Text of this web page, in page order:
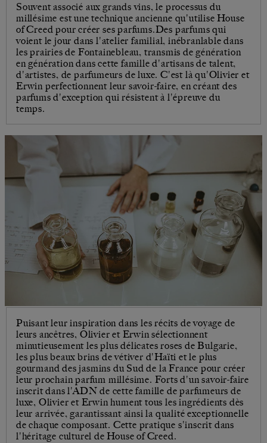
Souvent associé aux grands vins, le processus du
millésime est une technique ancienne qu'utilise House
of Creed pour créer ses parfums.Des parfums qui
voient le jour dans l'atelier familial, inébranlable dans
les prairies de Fontainebleau, transmis de génération
en génération dans cette famille d'artisans de talent,
d'artistes, de parfumeurs de luxe. C'est là qu'Olivier et
Erwin perfectionnent leur savoir-faire, en créant des
parfums d'exception qui résistent à l'épreuve du
temps.
Puisant leur inspiration dans les récits de voyage de
leurs ancêtres, Olivier et Erwin sélectionnent
minutieusement les plus délicates roses de Bulgarie,
les plus beaux brins de vétiver d'Haïti et le plus
gourmand des jasmins du Sud de la France pour créer
leur prochain parfum millésime. Forts d'un savoir-faire
inscrit dans l'ADN de cette famille de parfumeurs de
luxe, Olivier et Erwin hument tous les ingrédients dès
leur arrivée, garantissant ainsi la qualité exceptionnelle
de chaque composant. Cette pratique s'inscrit dans
l'héritage culturel de House of Creed.